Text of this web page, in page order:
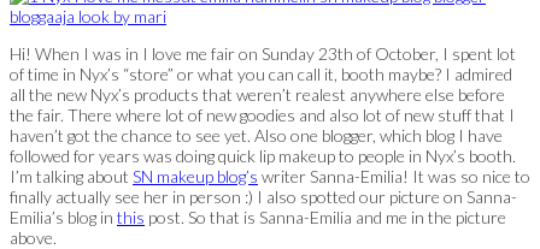
Hi! When I was in I love me fair on Sunday 23th of October, I spent lot
of time in Nyx’s “store” or what you can call it, booth maybe? I admired
all the new Nyx’s products that weren’t realest anywhere else before
the fair. There where lot of new goodies and also lot of new stuff that I
haven’t got the chance to see yet. Also one blogger, which blog I have
followed for years was doing quick lip makeup to people in Nyx’s booth.
I’m talking about SN makeup blog’s writer Sanna-Emilia! It was so nice to
finally actually see her in person :) I also spotted our picture on Sanna-
Emilia’s blog in this post. So that is Sanna-Emilia and me in the picture
above.